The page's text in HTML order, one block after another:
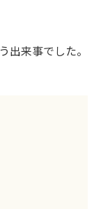
出来事でした。